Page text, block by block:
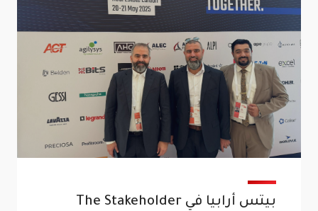
بيتس أرابيا في The Stakeholder